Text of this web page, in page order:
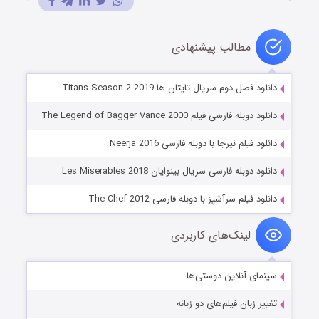
مطالب پیشنهادی
دانلود فصل دوم سریال تایتان ها Titans Season 2 2019
دانلود دوبله فارسی فیلم The Legend of Bagger Vance 2000
دانلود فیلم نیرجا با دوبله فارسی Neerja 2016
دانلود دوبله فارسی سریال بینوایان Les Miserables 2018
دانلود فیلم سرآشپز با دوبله فارسی The Chef 2012
لینک‌های کاربردی
سینمای آنلاین دوستی‌ها
تغییر زبان فیلم‌های دو زبانه